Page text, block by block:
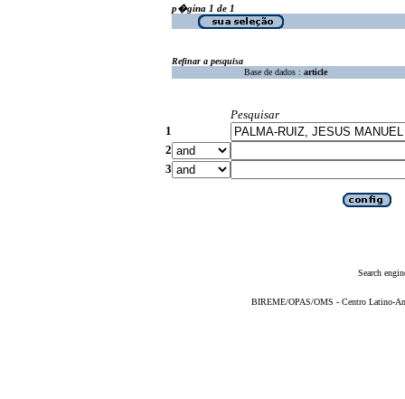
p�gina 1 de 1
Refinar a pesquisa
Base de dados : article
Pesquisar
1
2
3
Search
BIREME/OPAS/OMS - Centro Latino-